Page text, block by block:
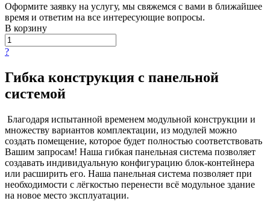
Оформите заявку на услугу, мы свяжемся с вами в ближайшее
время и ответим на все интересующие вопросы.
В корзину
?
Гибка конструкция с панельной
системой
Благодаря испытанной временем модульной конструкции и
множеству вариантов комплектации, из модулей можно
создать помещение, которое будет полностью соответствовать
Вашим запросам! Наша гибкая панельная система позволяет
создавать индивидуальную конфигурацию блок-контейнера
или расширить его. Наша панельная система позволяет при
необходимости с лёгкостью перенести всё модульное здание
на новое место эксплуатации.